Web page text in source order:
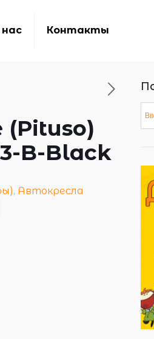
Контакты
B-Black
, Автокресла